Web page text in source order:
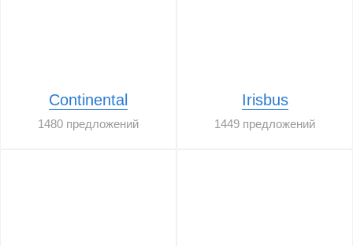
Continental
1480 предложений
Irisbus
1449 предложений